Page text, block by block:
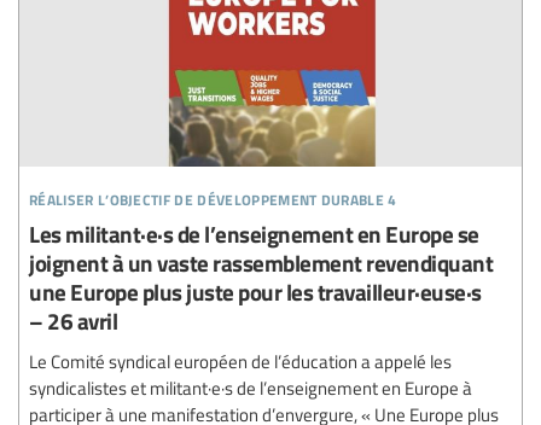
réaliser l’objectif de développement durable 4
Les militant·e·s de l’enseignement en Europe se
joignent à un vaste rassemblement revendiquant
une Europe plus juste pour les travailleur·euse·s
– 26 avril
Le Comité syndical européen de l’éducation a appelé les
syndicalistes et militant·e·s de l’enseignement en Europe à
participer à une manifestation d’envergure, « Une Europe plus